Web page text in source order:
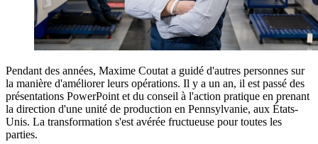
Pendant des années, Maxime Coutat a guidé d'autres personnes sur
la manière d'améliorer leurs opérations. Il y a un an, il est passé des
présentations PowerPoint et du conseil à l'action pratique en prenant
la direction d'une unité de production en Pennsylvanie, aux États-
Unis. La transformation s'est avérée fructueuse pour toutes les
parties.